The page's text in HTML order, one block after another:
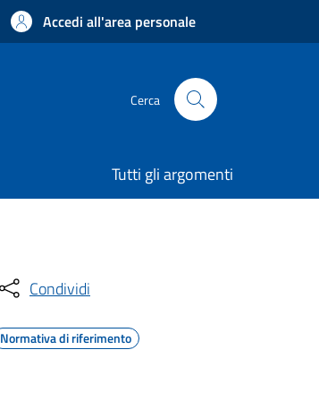
Accedi all'area personale
Cerca
Tutti gli argomenti
Condividi
Normativa di riferimento